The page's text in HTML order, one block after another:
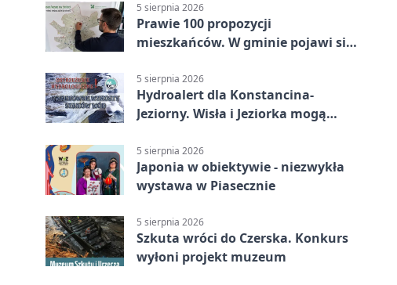
5 sierpnia 2026
Prawie 100 propozycji
mieszkańców. W gminie pojawi się
5 sierpnia 2026
Hydroalert dla Konstancina-
Jeziorny. Wisła i Jeziorka mogą
5 sierpnia 2026
Japonia w obiektywie - niezwykła
wystawa w Piasecznie
5 sierpnia 2026
Szkuta wróci do Czerska. Konkurs
wyłoni projekt muzeum